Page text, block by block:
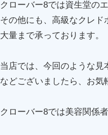
クローバー8では資生堂の
その他にも、高級なクレド
大量まで承っております。
当店では、今回のような
などございましたら、お気
クローバー8では美容関係